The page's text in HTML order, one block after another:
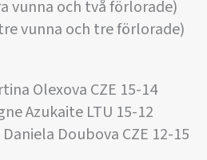
vunna och två förlorade)
vunna och tre förlorade)
Olexova CZE 15-14
Azukaite LTU 15-12
Doubova CZE 12-15